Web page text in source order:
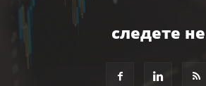
следете не